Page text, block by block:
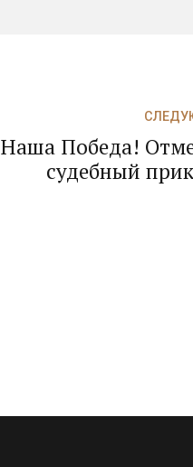
Наша Победа!
судебный